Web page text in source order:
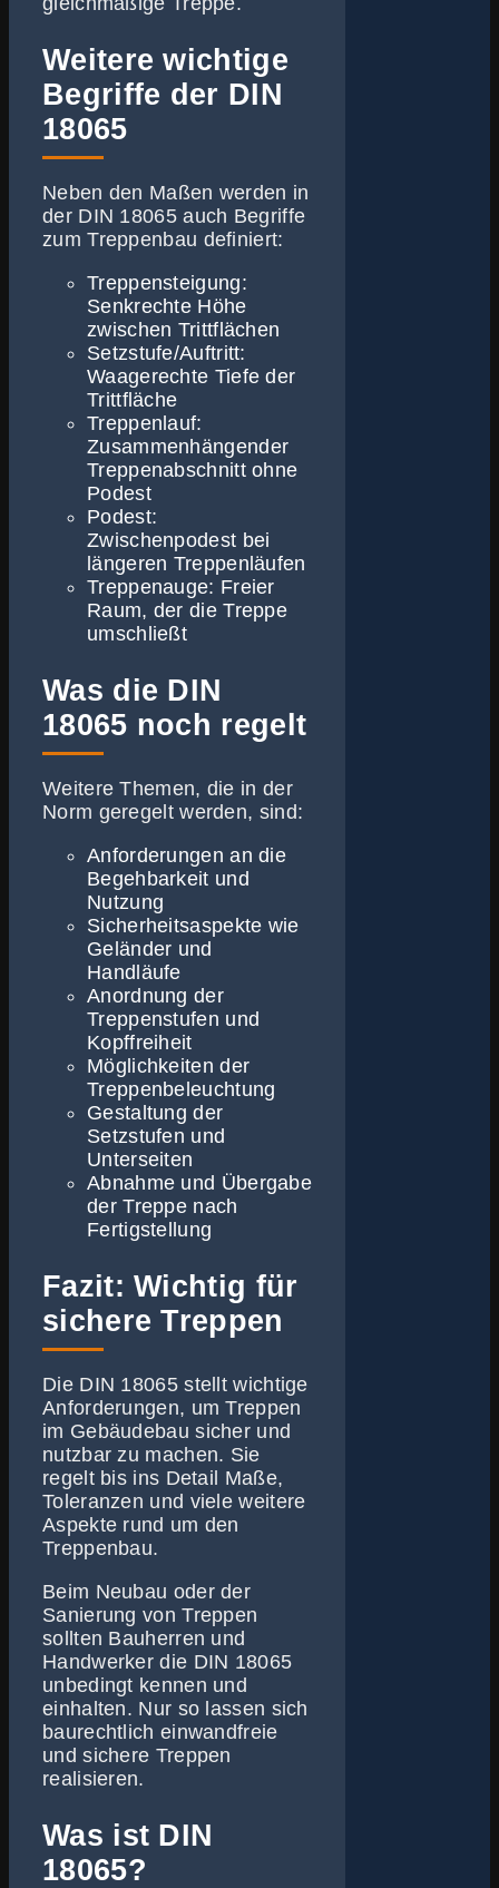
Weitere wichtige
Begriffe der DIN
18065
Neben den Maßen werden in
der DIN 18065 auch Begriffe
zum Treppenbau definiert:
Treppensteigung:
Senkrechte Höhe
zwischen Trittflächen
Setzstufe/Auftritt:
Waagerechte Tiefe der
Trittfläche
Treppenlauf:
Zusammenhängender
Treppenabschnitt ohne
Podest
Podest:
Zwischenpodest bei
längeren Treppenläufen
Treppenauge: Freier
Raum, der die Treppe
umschließt
Was die DIN
18065 noch regelt
Weitere Themen, die in der
Norm geregelt werden, sind:
Anforderungen an die
Begehbarkeit und
Nutzung
Sicherheitsaspekte wie
Geländer und
Handläufe
Anordnung der
Treppenstufen und
Kopffreiheit
Möglichkeiten der
Treppenbeleuchtung
Gestaltung der
Setzstufen und
Unterseiten
Abnahme und Übergabe
der Treppe nach
Fertigstellung
Fazit: Wichtig für
sichere Treppen
Die DIN 18065 stellt wichtige
Anforderungen, um Treppen
im Gebäudebau sicher und
nutzbar zu machen. Sie
regelt bis ins Detail Maße,
Toleranzen und viele weitere
Aspekte rund um den
Treppenbau.
Beim Neubau oder der
Sanierung von Treppen
sollten Bauherren und
Handwerker die DIN 18065
unbedingt kennen und
einhalten. Nur so lassen sich
baurechtlich einwandfreie
und sichere Treppen
realisieren.
Was ist DIN
18065?